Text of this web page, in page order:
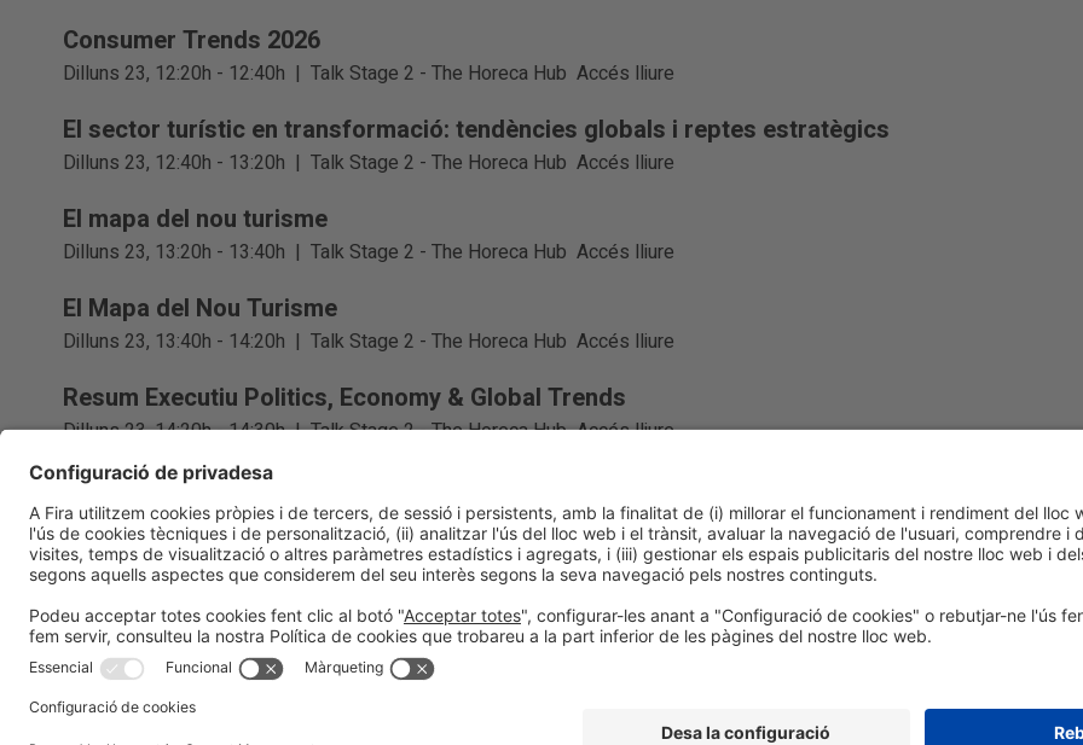
Consumer Trends 2026
Dilluns 23, 12:20h - 12:40h | Talk Stage 2 - The Horeca Hub Accés lliure
El sector turístic en transformació: tendències globals i reptes estratègics
Dilluns 23, 12:40h - 13:20h | Talk Stage 2 - The Horeca Hub Accés lliure
El mapa del nou turisme
Dilluns 23, 13:20h - 13:40h | Talk Stage 2 - The Horeca Hub Accés lliure
El Mapa del Nou Turisme
Dilluns 23, 13:40h - 14:20h | Talk Stage 2 - The Horeca Hub Accés lliure
Resum Executiu Politics, Economy & Global Trends
Dilluns 23, 14:20h - 14:30h | Talk Stage 2 - The Horeca Hub Accés lliure
Informació general Avís legalPolítica de privacitat